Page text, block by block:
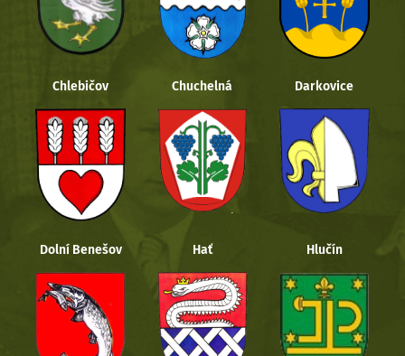
Chlebičov Chuchelná Darkovice
Dolní Benešov Hať Hlučín